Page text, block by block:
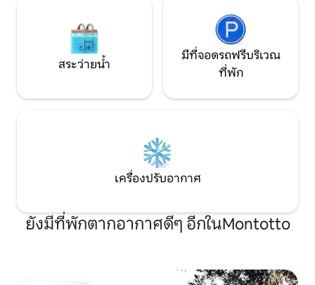
สระว่ายน้ำ
มีที่จอดรถฟรีบริเวณ
ที่พัก
เครื่องปรับอากาศ
ยังมีที่พักตากอากาศดีๆ อีกในMontotto